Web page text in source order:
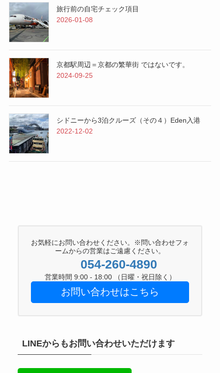
旅行前の自宅チェック項目
2026-01-08
京都駅周辺＝京都の繁華街 ではないです。
2024-09-25
シドニーから3泊クルーズ（その４）Eden入港
2022-12-02
お気軽にお問い合わせください。※問い合わせフォ
ームからの営業はご遠慮ください。
054-260-4890
営業時間 9:00 - 18:00 （日曜・祝日除く）
お問い合わせはこちら
LINEからもお問い合わせいただけます